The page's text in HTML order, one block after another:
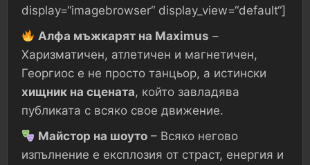
display=“imagebrowser“ display_view=“default“]
Алфа мъжкарят на Maximus –
Харизматичен, атлетичен и магнетичен,
Георгиос е не просто танцьор, а истински
хищник на сцената, който завладява
публиката с всяко свое движение.
Майстор на шоуто – Всяко негово
изпълнение е експлозия от страст, енергия и